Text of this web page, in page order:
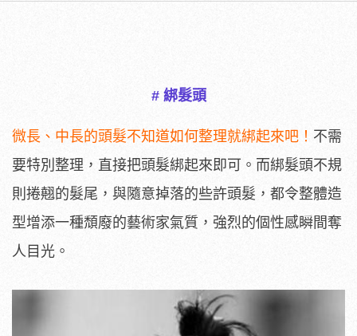
# 綁髮頭
微長、中長的頭髮不知道如何整理就綁起來吧！ 不需
要特別整理，直接把頭髮綁起來即可。而綁髮頭不規
則捲翹的髮尾，與隨意掉落的些許頭髮，都令整體造
型增添一種頹廢的藝術家氣質，強烈的個性感瞬間奪
人目光。